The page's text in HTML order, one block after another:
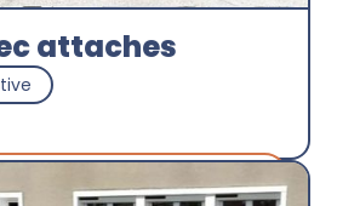
attaches